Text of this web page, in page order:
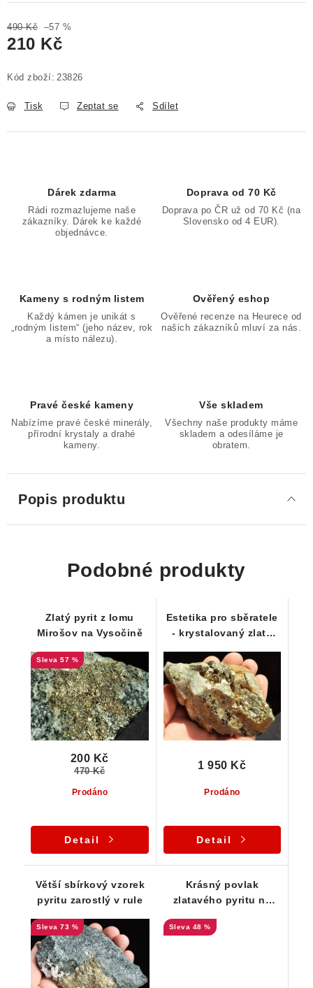
490 Kč –57 %
210 Kč
Kód zboží: 23826
Tisk Zeptat se Sdílet
Dárek zdarma
Rádi rozmazlujeme naše
zákazníky. Dárek ke každé
objednávce.
Doprava od 70 Kč
Doprava po ČR už od 70 Kč (na
Slovensko od 4 EUR).
Kameny s rodným listem
Každý kámen je unikát s
„rodným listem“ (jeho název, rok
a místo nálezu).
Ověřený eshop
Ověřené recenze na Heurece od
našich zákazníků mluví za nás.
Pravé české kameny
Nabízíme pravé české minerály,
přírodní krystaly a drahé
kameny.
Vše skladem
Všechny naše produkty máme
skladem a odesíláme je
obratem.
Popis produktu
Podobné produkty
Zlatý pyrit z lomu
Mirošov na Vysočině
57 %
Prodáno
200 Kč
470 Kč
Detail
Estetika pro sběratele
- krystalovaný zlatý
podložce
Prodáno
1 950 Kč
Detail
Větší sbírkový vzorek
pyritu zarostlý v rule
73 %
Krásný povlak
zlatavého pyritu na
48 %